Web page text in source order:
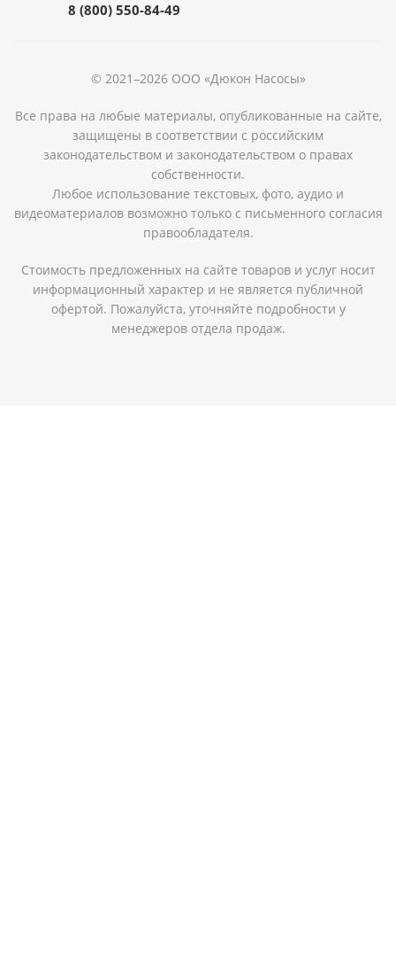
8 (800) 550-84-49
© 2021–2026 ООО «Дюкон Насосы»
Все права на любые материалы, опубликованные на сайте,
защищены в соответствии с российским
законодательством и законодательством о правах
собственности.
Любое использование текстовых, фото, аудио и
видеоматериалов возможно только с письменного согласия
правообладателя.
Стоимость предложенных на сайте товаров и услуг носит
информационный характер и не является публичной
офертой. Пожалуйста, уточняйте подробности у
менеджеров отдела продаж.